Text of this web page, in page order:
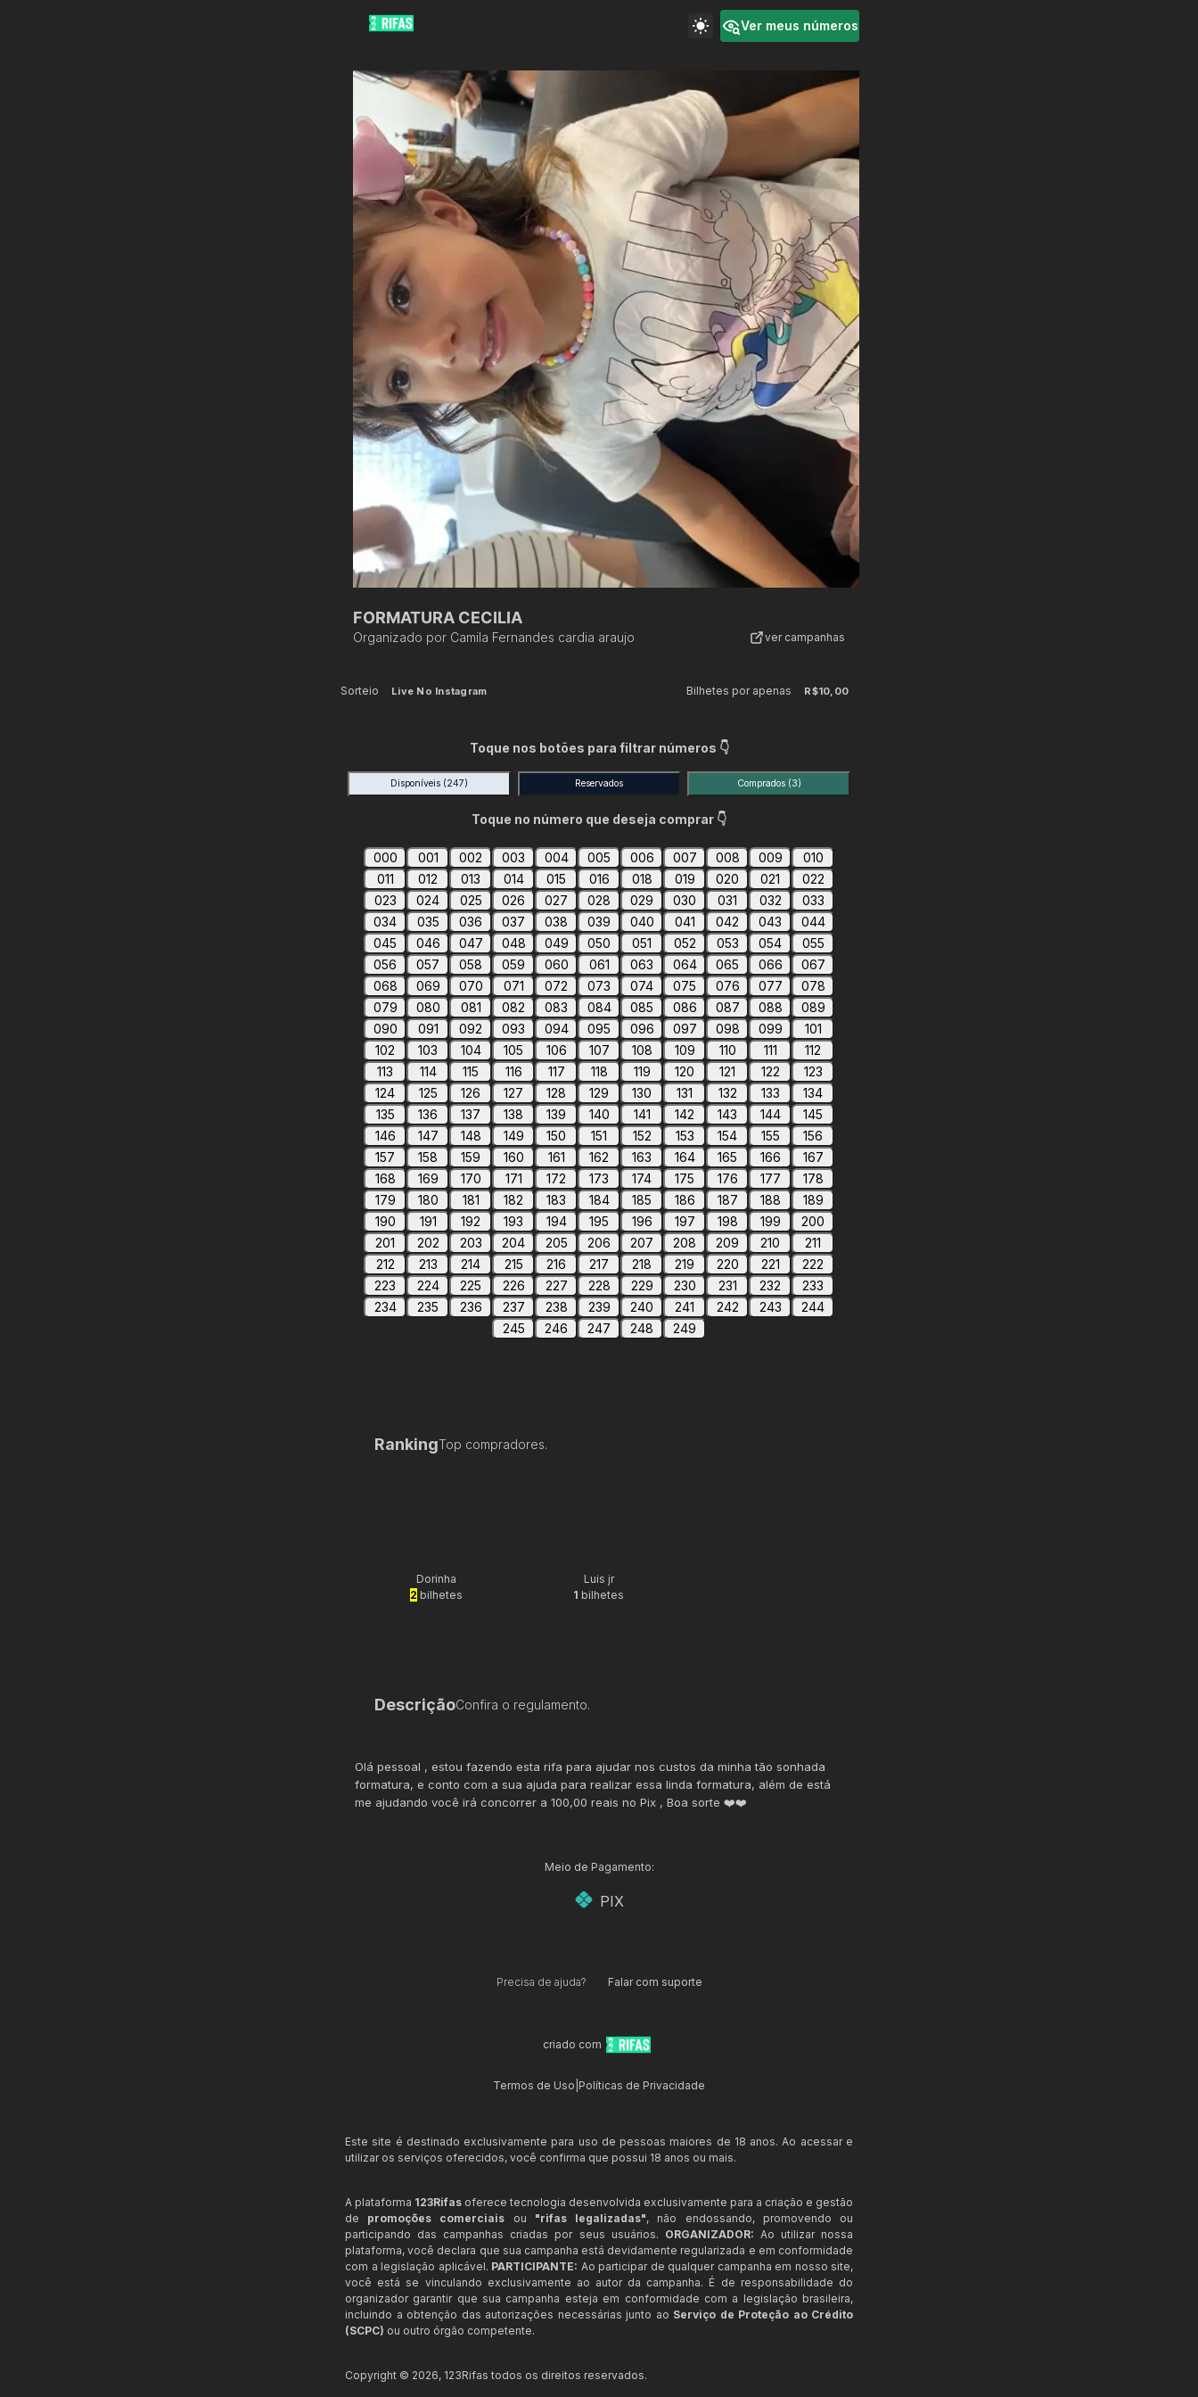
Ver meus números
FORMATURA CECILIA
Organizado por Camila Fernandes cardia araujo ver campanhas
Sorteio Live No Instagram Bilhetes por apenas R$10,00
Toque nos botões para filtrar números 👇
Disponíveis (247) Reservados Comprados (3)
Toque no número que deseja comprar 👇
000 001 002 003 004 005 006 007 008 009
010
011
012 013 014 015 016 018 019 020 021
022
023
024 025 026 027 028 029 030 031 032
033
034
035 036 037 038 039 040 041 042 043
044
045
046 047 048 049 050 051 052 053 054
055
056
057 058 059 060 061 063 064 065 066
067
068
069 070 071 072 073 074 075 076 077
078
079
080 081 082 083 084 085 086 087 088
089
090
091 092 093 094 095 096 097 098 099
101
102
103 104 105 106 107 108 109 110 111
112
113
114 115 116 117 118 119 120 121 122
123
124
125 126 127 128 129 130 131 132 133
134
135
136 137 138 139 140 141 142 143 144
145
146
147 148 149 150 151 152 153 154 155
156
157
158 159 160 161 162 163 164 165 166
167
168
169 170 171 172 173 174 175 176 177
178
179
180 181 182 183 184 185 186 187 188
189
190
191 192 193 194 195 196 197 198 199
200
201
202 203 204 205 206 207 208 209 210
211
212
213 214 215 216 217 218 219 220 221
222
223
224 225 226 227 228 229 230 231 232
233
234
235 236 237 238 239 240 241 242 243
244
245
246 247 248 249
RankingTop compradores.
Dorinha
2 bilhetes
Luis jr
1 bilhetes
DescriçãoConfira o regulamento.
Olá pessoal , estou fazendo esta rifa para ajudar nos custos da minha tão sonhada
formatura, e conto com a sua ajuda para realizar essa linda formatura, além de está
me ajudando você irá concorrer a 100,00 reais no Pix , Boa sorte ❤️❤️
Meio de Pagamento:
PIX
Precisa de ajuda? Falar com suporte
criado com
Termos de Uso Políticas de Privacidade
Este site é destinado exclusivamente para uso de pessoas maiores de 18 anos. Ao acessar e
utilizar os serviços oferecidos, você confirma que possui 18 anos ou mais.
A plataforma 123Rifas oferece tecnologia desenvolvida exclusivamente para a criação e gestão
de promoções comerciais ou "rifas legalizadas", não endossando, promovendo ou
participando das campanhas criadas por seus usuários. ORGANIZADOR: Ao utilizar nossa
plataforma, você declara que sua campanha está devidamente regularizada e em conformidade
com a legislação aplicável. PARTICIPANTE: Ao participar de qualquer campanha em nosso site,
você está se vinculando exclusivamente ao autor da campanha. É de responsabilidade do
organizador garantir que sua campanha esteja em conformidade com a legislação brasileira,
incluindo a obtenção das autorizações necessárias junto ao Serviço de Proteção ao Crédito
(SCPC) ou outro órgão competente.
Copyright © 2026, 123Rifas todos os direitos reservados.